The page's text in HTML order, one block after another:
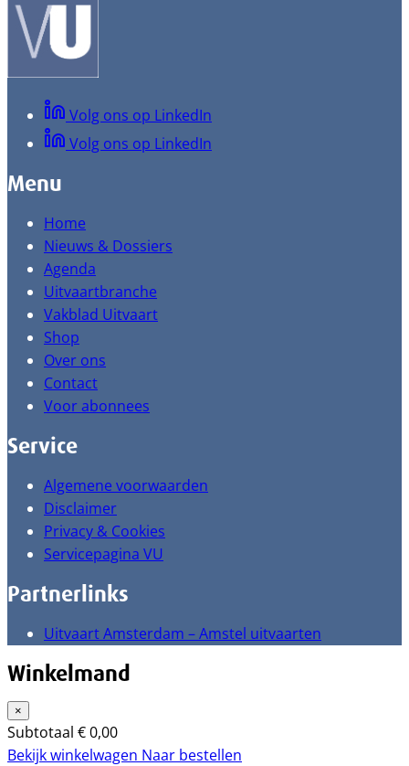
Volg ons op LinkedIn
Volg ons op LinkedIn
Menu
Home
Nieuws & Dossiers
Agenda
Uitvaartbranche
Vakblad Uitvaart
Shop
Over ons
Contact
Voor abonnees
Service
Algemene voorwaarden
Disclaimer
Privacy & Cookies
Servicepagina VU
Partnerlinks
Uitvaart Amsterdam – Amstel uitvaarten
Winkelmand
×
Subtotaal €0,00
Bekijk winkelwagen Naar bestellen